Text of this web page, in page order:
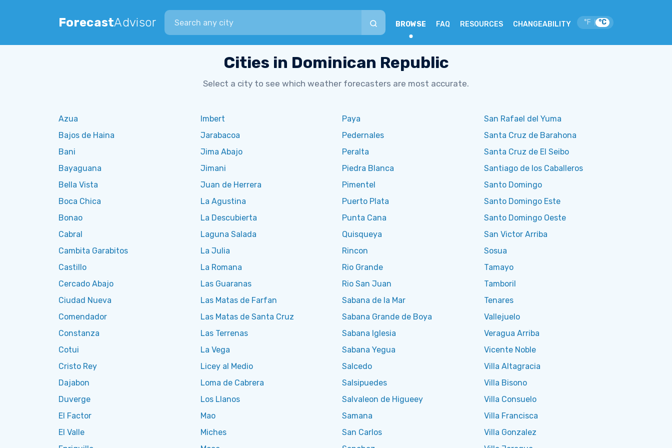
ForecastAdvisor
Search city
BROWSE FAQ RESOURCES CHANGEABILITY °F °C
Cities in Dominican Republic
Select a city to see which weather forecasters are most accurate.
Azua
Bajos de Haina
Bani
Bayaguana
Bella Vista
Boca Chica
Bonao
Cabral
Cambita Garabitos
Castillo
Cercado Abajo
Ciudad Nueva
Comendador
Constanza
Cotui
Cristo Rey
Dajabon
Duverge
El Factor
El Valle
Imbert
Jarabacoa
Jima Abajo
Jimani
Juan de Herrera
La Agustina
La Descubierta
Laguna Salada
La Julia
La Romana
Las Guaranas
Las Matas de Farfan
Las Matas de Santa Cruz
Las Terrenas
La Vega
Licey al Medio
Loma de Cabrera
Los Llanos
Mao
Miches
Paya
Pedernales
Peralta
Piedra Blanca
Pimentel
Puerto Plata
Punta Cana
Quisqueya
Rincon
Rio Grande
Rio San Juan
Sabana de la Mar
Sabana Grande de Boya
Sabana Iglesia
Sabana Yegua
Salcedo
Salsipuedes
Salvaleon de Higueey
Samana
San Carlos
San Rafael del Yuma
Santa Cruz de Barahona
Santa Cruz de El Seibo
Santiago de los Caballeros
Santo Domingo
Santo Domingo Este
Santo Domingo Oeste
San Victor Arriba
Sosua
Tamayo
Tamboril
Tenares
Vallejuelo
Veragua Arriba
Vicente Noble
Villa Altagracia
Villa Bisono
Villa Consuelo
Villa Francisca
Villa Gonzalez